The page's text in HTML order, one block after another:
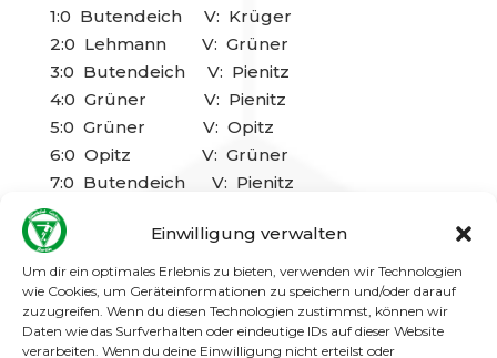
Einwilligung verwalten
Um dir ein optimales Erlebnis zu bieten, verwenden wir Technologien
wie Cookies, um Geräteinformationen zu speichern und/oder darauf
zuzugreifen. Wenn du diesen Technologien zustimmst, können wir
Daten wie das Surfverhalten oder eindeutige IDs auf dieser Website
verarbeiten. Wenn du deine Einwilligung nicht erteilst oder
1:0 Butendeich V: Krüger
2:0 Lehmann V: Grüner
3:0 Butendeich V: Pienitz
4:0 Grüner V: Pienitz
5:0 Grüner V: Opitz
6:0 Opitz V: Grüner
7:0 Butendeich V: Pienitz
8:0 Schröter V: Schädlich
9:0 Schröter V: Krüger
10:0 Robbe V: Schädlich
Ein Anfang ist gemacht. Die neue Mission ist
gestartet!!!